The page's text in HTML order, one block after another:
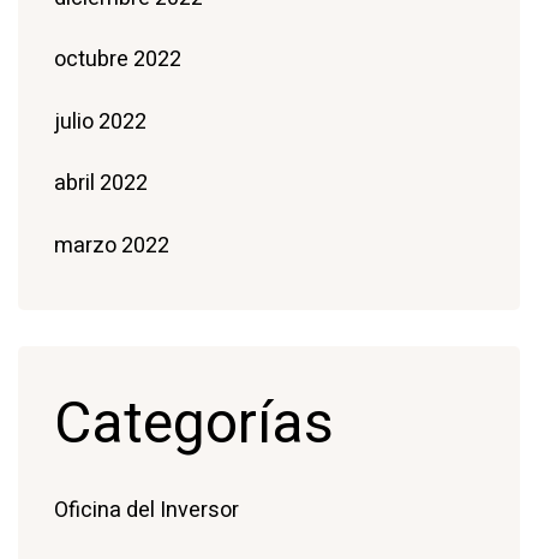
octubre 2022
julio 2022
abril 2022
marzo 2022
Categorías
Oficina del Inversor